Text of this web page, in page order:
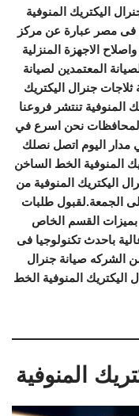
اليكتريك المنوفية
فى مصر عبارة عن مركز
الاجهزة المنزلية
المعتمدين لصيانة
جنرال اليكتريك
المنوفية تنتشر فروعنا
نحن اسرع في
مدار اليوم اتصل نصلك
المنوفية الخط الساخن
اليكتريك المنوفية من
الجمعة.لقبول طلبات
بميزات القسم الخاص
باحدث تكنولوجيا فى
صيانة جنرال
اليكتريك المنوفية الخط
المنوفية